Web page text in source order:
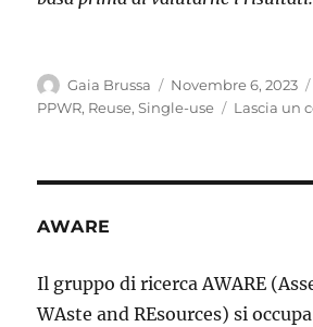
Autore
Gaia Brussa
Pubblicato
il
Novembre 6, 2023
PPWR, Reuse,Single-use Lascia un
AWARE
Il gruppo di ricerca AWARE
WAste and REsources) si